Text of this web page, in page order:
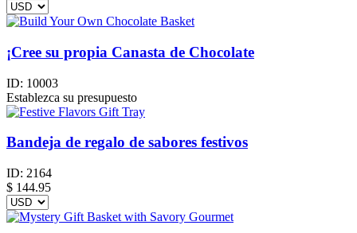
¡Cree su propia Canasta de Chocolate
ID: 10003
Establezca su presupuesto
Bandeja de regalo de sabores festivos
ID: 2164
$ 144.95